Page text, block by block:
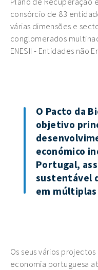
consórcio de 83
várias dimensões e
conglomerados
ENESII - Entidades não
O Pacto da
objetivo
económico
Portugal,
sustentável
em
Os seus vários
economia portuguesa